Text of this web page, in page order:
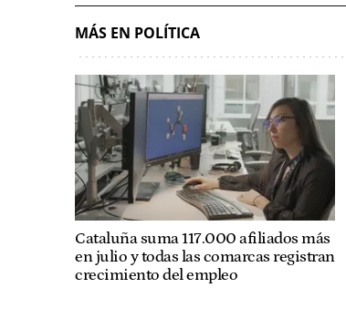
MÁS EN POLÍTICA
Cataluña suma 117.000 afiliados más
en julio y todas las comarcas registran
crecimiento del empleo